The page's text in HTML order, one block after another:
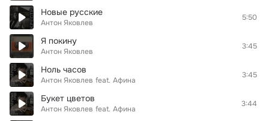
Новые русские
Антон Яковлев
5:50
Я покину
Антон Яковлев
3:45
Ноль часов
Антон Яковлев feat. Афина
3:45
Букет цветов
Антон Яковлев feat. Афина
3:44